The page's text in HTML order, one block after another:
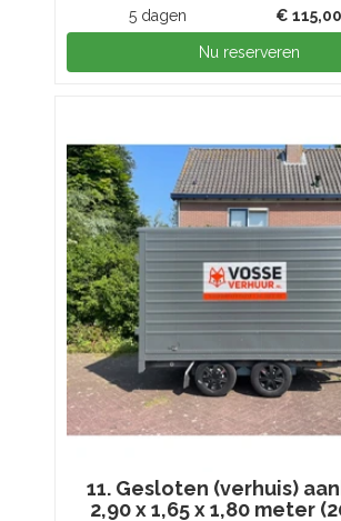
5 dagen € 115,00
Nu reserveren
11. Gesloten (verhuis)
2,90 x 1,65 x 1,80 meter